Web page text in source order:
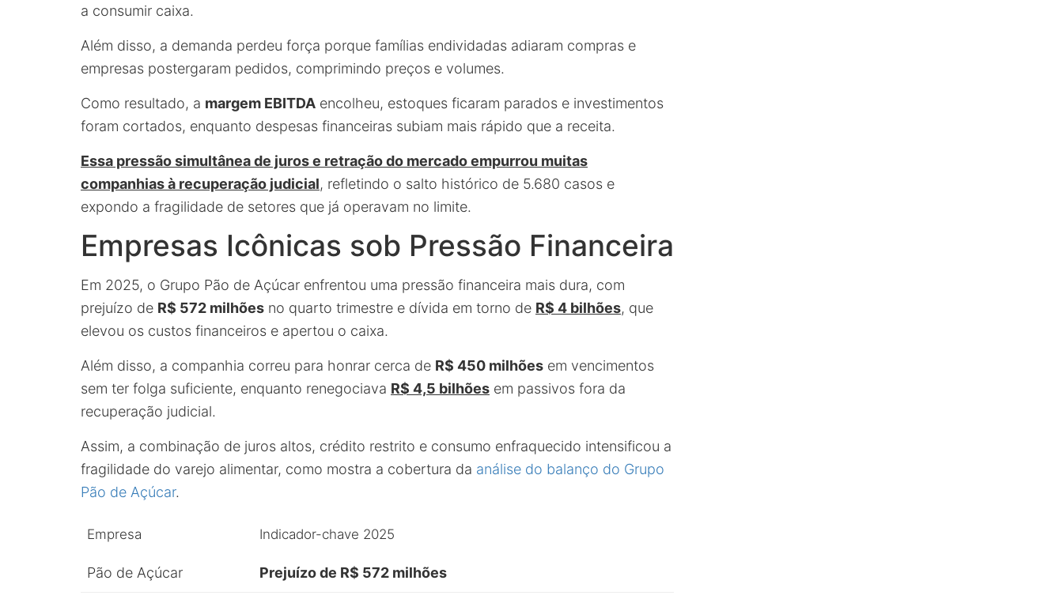
a consumir caixa.
Além disso, a demanda perdeu força porque famílias endividadas adiaram compras e
empresas postergaram pedidos, comprimindo preços e volumes.
Como resultado, a margem EBITDA encolheu, estoques ficaram parados e investimentos
foram cortados, enquanto despesas financeiras subiam mais rápido que a receita.
Essa pressão simultânea de juros e retração do mercado empurrou muitas
companhias à recuperação judicial, refletindo o salto histórico de 5.680 casos e
expondo a fragilidade de setores que já operavam no limite.
Empresas Icônicas sob Pressão Financeira
Em 2025, o Grupo Pão de Açúcar enfrentou uma pressão financeira mais dura, com
prejuízo de R$ 572 milhões no quarto trimestre e dívida em torno de R$ 4 bilhões, que
elevou os custos financeiros e apertou o caixa.
Além disso, a companhia correu para honrar cerca de R$ 450 milhões em vencimentos
sem ter folga suficiente, enquanto renegociava R$ 4,5 bilhões em passivos fora da
recuperação judicial.
Assim, a combinação de juros altos, crédito restrito e consumo enfraquecido intensificou a
fragilidade do varejo alimentar, como mostra a cobertura da análise do balanço do Grupo
Pão de Açúcar.
Empresa Indicador-chave 2025
Pão de Açúcar Prejuízo de R$ 572 milhões